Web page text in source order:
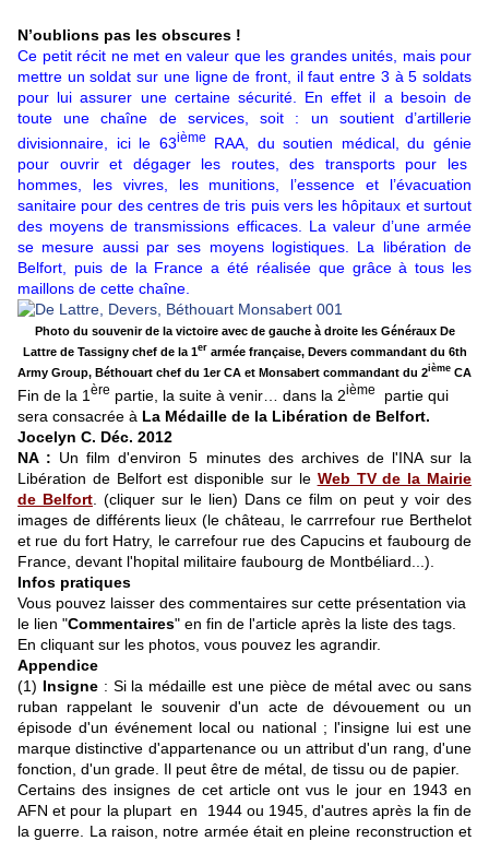
N’oublions pas les obscures !
Ce petit récit ne met en valeur que les grandes unités, mais pour
mettre un soldat sur une ligne de front, il faut entre 3 à 5 soldats
pour lui assurer une certaine sécurité. En effet il a besoin de
toute une chaîne de services, soit : un soutient d’artillerie
divisionnaire, ici le 63ième
RAA, du soutien médical, du génie
pour ouvrir et dégager les routes, des transports pour les
hommes, les vivres, les munitions, l’essence et l’évacuation
sanitaire pour des centres de tris puis vers les hôpitaux et surtout
des moyens de transmissions efficaces. La valeur d’une armée
se mesure aussi par ses moyens logistiques. La libération de
Belfort, puis de la France a été réalisée que grâce à tous les
maillons de cette chaîne.
Photo du souvenir de la victoire avec de gauche à droite les Généraux De
Lattre de Tassigny chef de la 1er armée française, Devers commandant du 6th
Army Group, Béthouart chef du 1er CA et Monsabert commandant du 2ième CA
Fin de la 1ère partie, la suite à venir… dans la 2ième
partie qui
sera consacrée à La Médaille de la Libération de Belfort.
Jocelyn C. Déc. 2012
NA : Un film d'environ 5 minutes des archives de l'INA sur la
Libération de Belfort est disponible sur le Web TV de la Mairie
de Belfort. (cliquer sur le lien) Dans ce film on peut y voir des
images de différents lieux (le château, le carrrefour rue Berthelot
et rue du fort Hatry, le carrefour rue des Capucins et faubourg de
France, devant l'hopital militaire faubourg de Montbéliard...).
Infos pratiques
Vous pouvez laisser des commentaires sur cette présentation via
le lien "Commentaires" en fin de l'article après la liste des tags.
En cliquant sur les photos, vous pouvez les agrandir.
Appendice
(1) Insigne: Si la médaille est une pièce de métal avec ou sans
ruban rappelant le souvenir d'un acte de dévouement ou un
épisode d'un événement local ou national ; l'insigne lui est une
marque distinctive d'appartenance ou un attribut d'un rang, d'une
fonction, d'un grade. Il peut être de métal, de tissu ou de papier.
Certains des insignes de cet article ont vus le jour en 1943 en
AFN et pour la plupart en 1944 ou 1945, d'autres après la fin de
la guerre. La raison, notre armée était en pleine reconstruction et